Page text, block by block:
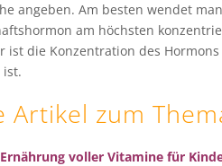
angeben. Am besten wendet
am höchsten
ist die Konzentration des
ist.
Artikel zum
voller Vitamine für